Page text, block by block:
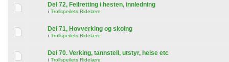
Del 72, Feilretting i hesten, innledning
i Trollspeilets Ridelære
Del 71, Hovverking og skoing
i Trollspeilets Ridelære
Del 70. Verking, tannstell, utstyr, helse etc
i Trollspeilets Ridelære